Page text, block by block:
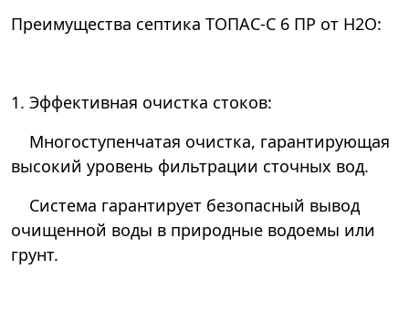
Преимущества септика ТОПАС-С 6 ПР от Н2О:
1. Эффективная очистка стоков:
Многоступенчатая очистка, гарантирующая
высокий уровень фильтрации сточных вод.
Система гарантирует безопасный вывод
очищенной воды в природные водоемы или
грунт.